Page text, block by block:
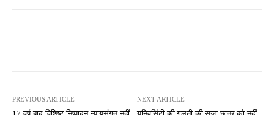
PREVIOUS ARTICLE NEXT ARTICLE